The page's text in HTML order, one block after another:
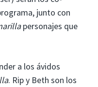
junto con
personajes que
a los ávidos
. Rip y Beth son los